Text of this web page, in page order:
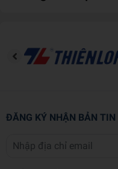
ĐĂNG KÝ NHẬN BẢN TIN